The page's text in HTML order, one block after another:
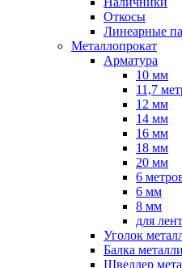
Откосы
Линеарные
Металлопрокат
Арматура
10 мм
11,7
12 мм
14 мм
16 мм
18 мм
20 мм
6
6 мм
8 мм
для
Уголок
Балка
Швеллер